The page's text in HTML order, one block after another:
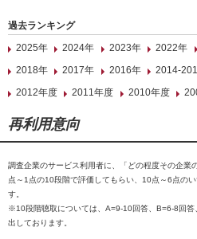
過去ランキング
2025年
2024年 2023年 2022年
2018年
2017年 2016年 2014-
2012年度
2011年度 2010年度
再利用意向
調査企業のサービス利用者に、「どの程度その企業
点～1点の10段階で評価してもらい、10点～6点の
す。
※10段階聴取については、A=9-10回答、B=6-8回
出しております。